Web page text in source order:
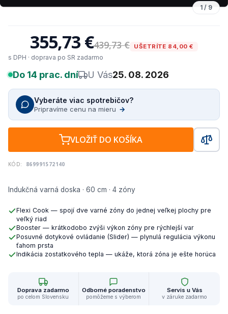
1 / 9
Indukčná varná doska · 60 cm · 4 zóny
Flexi Cook — spojí dve varné zóny do jednej veľkej plochy pre
veľký riad
Booster — krátkodobo zvýši výkon zóny pre rýchlejší var
Posuvné dotykové ovládanie (Slider) — plynulá regulácia výkonu
ťahom prsta
Indikácia zostatkového tepla — ukáže, ktorá zóna je ešte horúca
355,73 €439,73 € UŠETRÍTE 84,00 €
s DPH · doprava po SR zadarmo
Do 14 prac. dní U Vás25. 08. 2026
Vyberáte viac spotrebičov?
Pripravíme cenu na mieru →
VLOŽIŤ DO KOŠÍKA
KÓD: 869991572140
Doprava zadarmo
po celom Slovensku
Odborné poradenstvo
pomôžeme s výberom
Servis u Vás
v záruke zadarmo